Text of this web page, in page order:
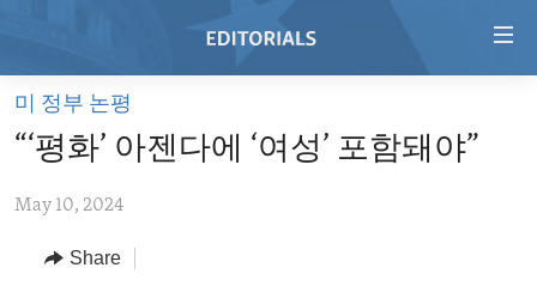
Skip
main
Skip
HOME
VIDEO
RADIO
REGIONS
미 정부 논평
“‘평화’ 아젠다에 ‘여성’ 포함돼야”
May 10, 2024
Share